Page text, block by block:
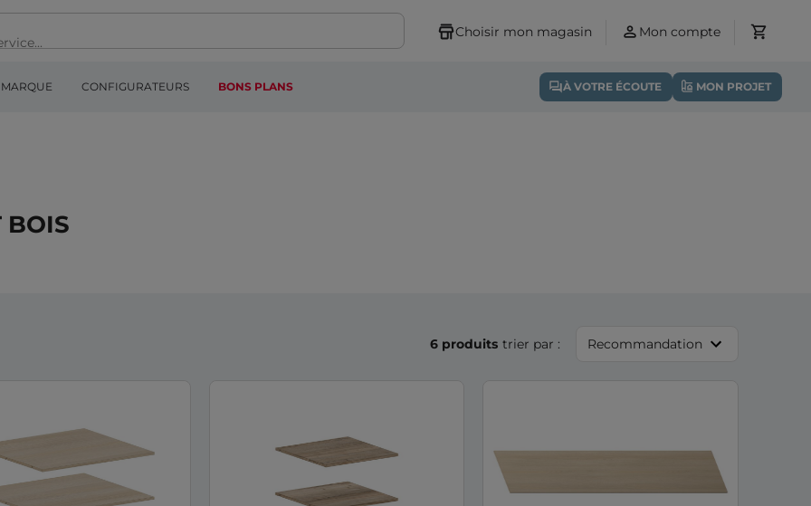
Choisir mon magasin Mon compte
MARQUE CONFIGURATEURS BONS PLANS À VOTRE ÉCOUTE MON PROJET
BOIS
6 produits trier par : Recommandation